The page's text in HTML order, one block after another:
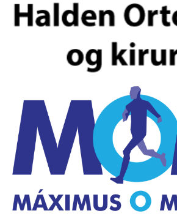
Veteranmesterskapet
NYHETER
UTLEIE
VAKTLISTE
ENGLISH